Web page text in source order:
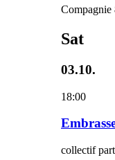
Compagnie
Sat
03.10.
18:00
collectif